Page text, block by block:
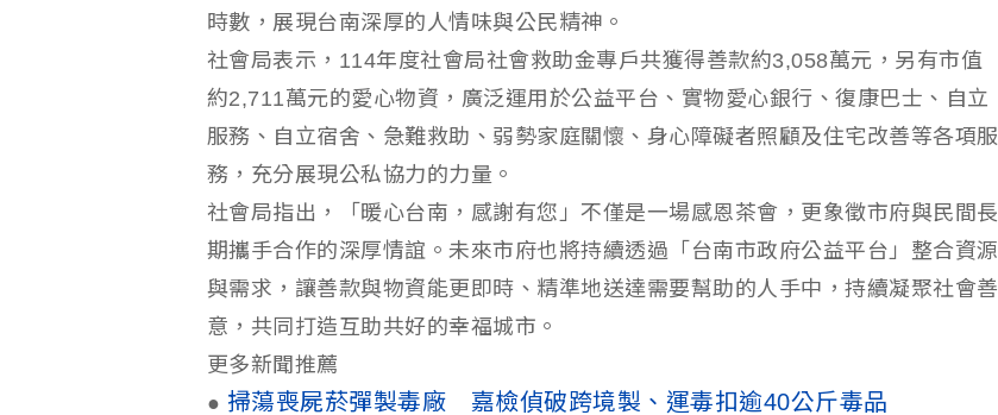
時數，展現台南深厚的人情味與公民精神。
社會局表示，114年度社會局社會救助金專戶共獲得善款約3,058萬元，另有市值
約2,711萬元的愛心物資，廣泛運用於公益平台、實物愛心銀行、復康巴士、自立
服務、自立宿舍、急難救助、弱勢家庭關懷、身心障礙者照顧及住宅改善等各項服
務，充分展現公私協力的力量。
社會局指出，「暖心台南，感謝有您」不僅是一場感恩茶會，更象徵市府與民間長
期攜手合作的深厚情誼。未來市府也將持續透過「台南市政府公益平台」整合資源
與需求，讓善款與物資能更即時、精準地送達需要幫助的人手中，持續凝聚社會善
意，共同打造互助共好的幸福城市。
更多新聞推薦
● 掃蕩喪屍菸彈製毒廠 嘉檢偵破跨境製、運毒扣逾40公斤毒品